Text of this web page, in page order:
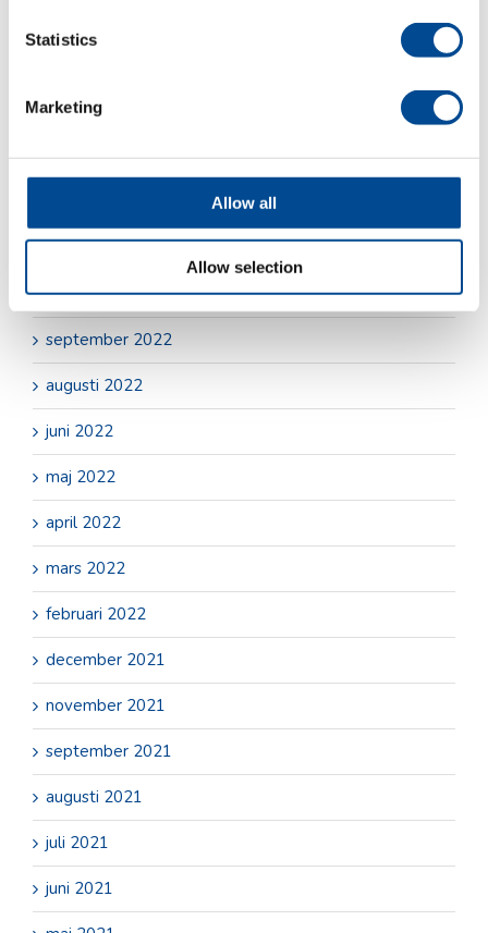
Statistics
Marketing
Allow all
Allow selection
juni 2023
maj 2023
december 2022
oktober 2022
september 2022
augusti 2022
juni 2022
maj 2022
april 2022
mars 2022
februari 2022
december 2021
november 2021
september 2021
augusti 2021
juli 2021
juni 2021